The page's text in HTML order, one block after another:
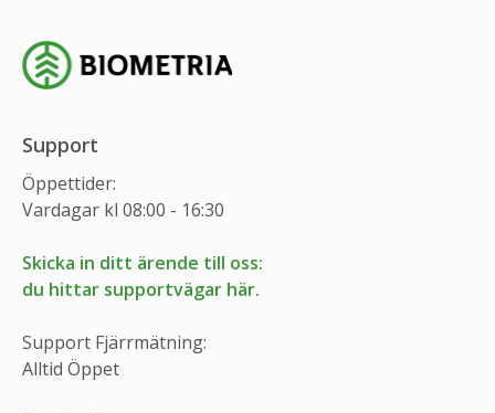
Support
Öppettider:
Vardagar kl 08:00 - 16:30
Skicka in ditt ärende till oss:
du hittar supportvägar här.
Support Fjärrmätning:
Alltid Öppet